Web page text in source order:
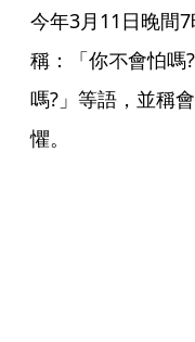
今年3月11日晚間
稱：「你不會怕嗎
嗎?」等語，並稱
懼。